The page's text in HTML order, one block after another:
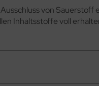
von
Inhaltsstoffe voll